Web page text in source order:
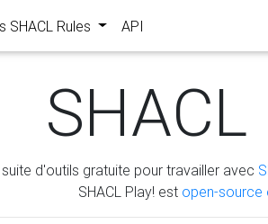
SHACL Rules API
SHACL
d'outils gratuite pour travailler avec
SHACL Play! est open-source